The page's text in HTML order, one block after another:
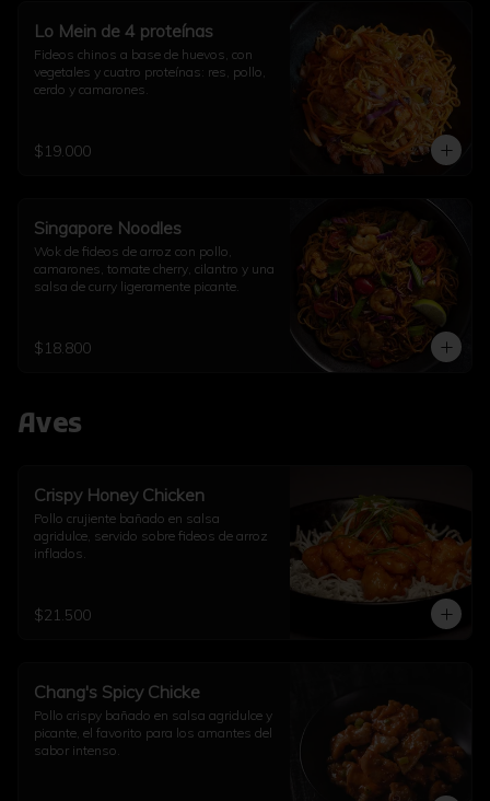
Lo Mein de 4 proteínas
Fideos chinos a base de huevos, con
vegetales y cuatro proteínas: res, pollo,
cerdo y camarones.
$19.000
Singapore Noodles
Wok de fideos de arroz con pollo,
camarones, tomate cherry, cilantro y una
salsa de curry ligeramente picante.
$18.800
Aves
Crispy Honey Chicken
Pollo crujiente bañado en salsa
agridulce, servido sobre fideos de arroz
inflados.
$21.500
Chang's Spicy Chicke
Pollo crispy bañado en salsa agridulce y
picante, el favorito para los amantes del
sabor intenso.